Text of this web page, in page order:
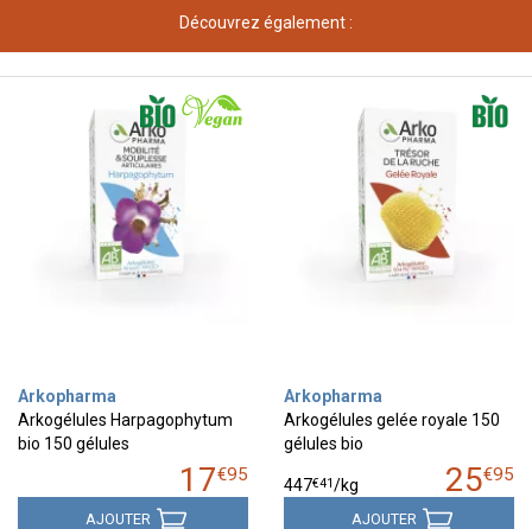
Découvrez également :
Arkopharma
Arkogélules Harpagophytum
bio 150 gélules
17€95
AJOUTER
Arkopharma
Arkogélules gelée royale 150
gélules bio
25€95
447€41/kg
AJOUTER